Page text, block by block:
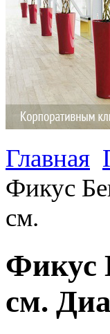
Главная
Фикус
см.
Фикус
см.